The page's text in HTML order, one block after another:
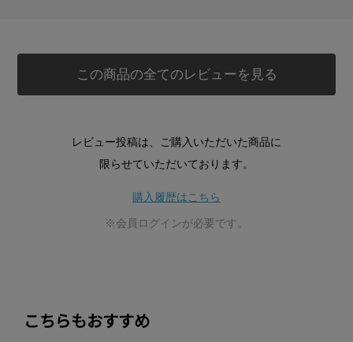
この商品の全てのレビューを見る
レビュー投稿は、ご購入いただいた商品に
限らせていただいております。
購入履歴はこちら
※会員ログインが必要です。
こちらもおすすめ